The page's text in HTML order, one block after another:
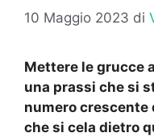
10 Maggio 2023 di
Mettere le grucce
una prassi che si
numero crescente
che si cela dietro